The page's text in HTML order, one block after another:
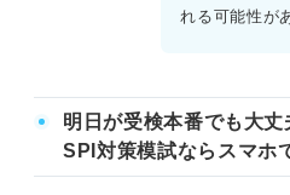
れる可能性が
明日が受検本番でも大丈
SPI対策模試ならスマホ